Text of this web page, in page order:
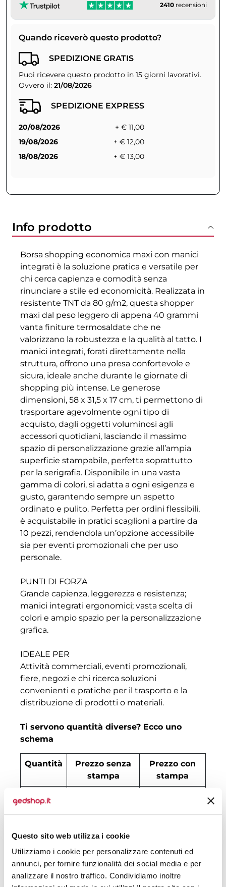
Questo sito web utilizza i cookie
Utilizziamo i cookie per personalizzare contenuti ed
annunci, per fornire funzionalità dei social media e per
analizzare il nostro traffico. Condividiamo inoltre
2410 recensioni
Quando riceverò questo prodotto?
SPEDIZIONE GRATIS
Puoi ricevere questo prodotto in 15 giorni lavorativi.
Ovvero il: 21/08/2026
SPEDIZIONE EXPRESS
20/08/2026
+ € 11,00
19/08/2026
+ € 12,00
18/08/2026
+ € 13,00
Info prodotto
Borsa shopping economica maxi con manici
integrati è la soluzione pratica e versatile per
chi cerca capienza e comodità senza
rinunciare a stile ed economicità. Realizzata in
resistente TNT da 80 g/m2, questa shopper
maxi dal peso leggero di appena 40 grammi
vanta finiture termosaldate che ne
valorizzano la robustezza e la qualità al tatto. I
manici integrati, forati direttamente nella
struttura, offrono una presa confortevole e
sicura, ideale anche durante le giornate di
shopping più intense. Le generose
dimensioni, 58 x 31,5 x 17 cm, ti permettono di
trasportare agevolmente ogni tipo di
acquisto, dagli oggetti voluminosi agli
accessori quotidiani, lasciando il massimo
spazio di personalizzazione grazie all’ampia
superficie stampabile, perfetta soprattutto
per la serigrafia. Disponibile in una vasta
gamma di colori, si adatta a ogni esigenza e
gusto, garantendo sempre un aspetto
ordinato e pulito. Perfetta per ordini flessibili,
è acquistabile in pratici scaglioni a partire da
10 pezzi, rendendola un’opzione accessibile
sia per eventi promozionali che per uso
personale.
PUNTI DI FORZA
Grande capienza, leggerezza e resistenza;
manici integrati ergonomici; vasta scelta di
colori e ampio spazio per la personalizzazione
grafica.
IDEALE PER
Attività commerciali, eventi promozionali,
fiere, negozi e chi ricerca soluzioni
convenienti e pratiche per il trasporto e la
distribuzione di prodotti o materiali.
Ti servono quantità diverse? Ecco uno
schema
Quantità
Prezzo senza
stampa
Prezzo con
stampa
100
500 € 0,48 € 0,81
1000 € 0,43
2000 € 0,41 € 0,61
3000 € 0,40 € 0,59